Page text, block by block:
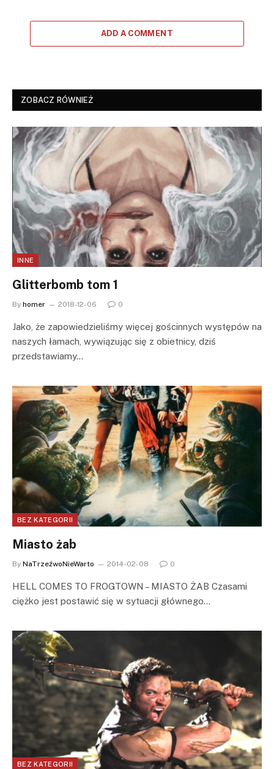
ADD A COMMENT
ZOBACZ RÓWNIEŻ
INNE
Glitterbomb tom 1
By homer 2018-12-06 0
Jako, że zapowiedzieliśmy więcej gościnnych występów na
naszych łamach, wywiązując się z obietnicy, dziś
przedstawiamy…
BEZ KATEGORII
Miasto żab
By NaTrzeźwoNieWarto 2014-02-08 0
HELL COMES TO FROGTOWN – MIASTO ŻAB Czasami
ciężko jest postawić się w sytuacji głównego…
BEZ KATEGORII